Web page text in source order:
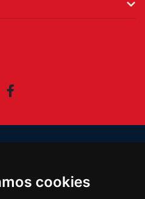
cookies
Facebook